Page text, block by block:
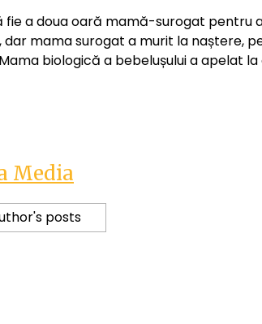
a doua oară mamă-surogat pentru
mama surogat a murit la naștere,
biologică a bebelușului a apelat
Media
posts